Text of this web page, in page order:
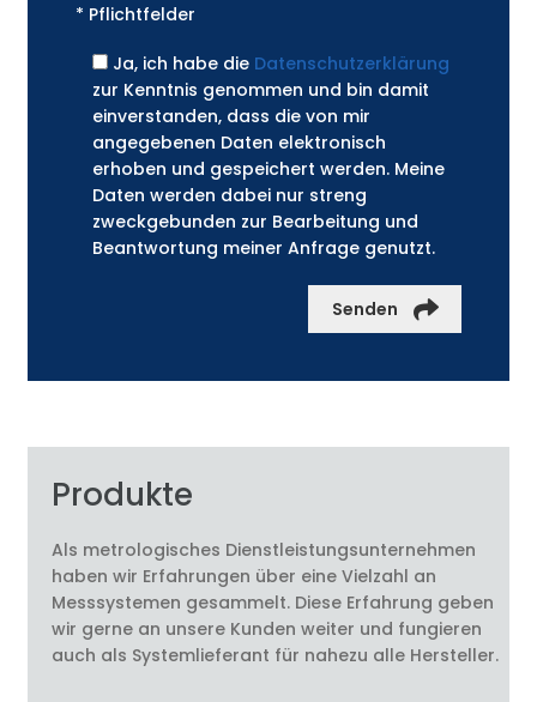
* Pflichtfelder
Ja, ich habe die Datenschutzerklärung
zur Kenntnis genommen und bin damit
einverstanden, dass die von mir
angegebenen Daten elektronisch
erhoben und gespeichert werden. Meine
Daten werden dabei nur streng
zweckgebunden zur Bearbeitung und
Beantwortung meiner Anfrage genutzt.
Senden
Produkte
Als metrologisches Dienstleistungsunternehmen
haben wir Erfahrungen über eine Vielzahl an
Messsystemen gesammelt. Diese Erfahrung geben
wir gerne an unsere Kunden weiter und fungieren
auch als Systemlieferant für nahezu alle Hersteller.